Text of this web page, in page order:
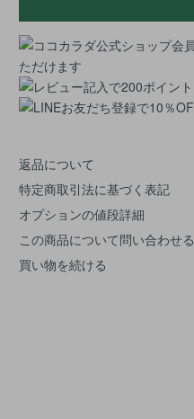
返品について
特定商取引法に基づく表記
オプションの値段詳細
この商品について問い合わせる
買い物を続ける